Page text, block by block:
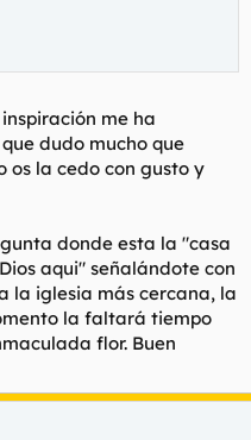
me ha
dudo mucho que
os la cedo con gusto y
donde esta la "casa
aqui" señalándote con
la iglesia más cercana, la
la faltará tiempo
flor. Buen